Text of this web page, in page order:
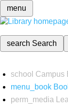
menu
search Search
school Campus
menu_book
perm_media